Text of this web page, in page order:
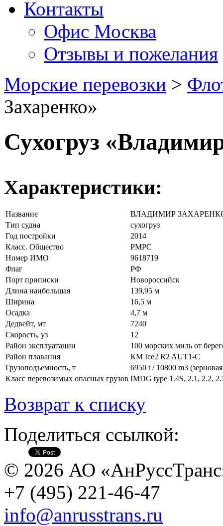
Контакты
Офис Москва
Отзывы и пожелания
Морские перевозки >
Захаренко»
Сухогруз
Характеристики:
Название
ВЛАДИМИР
Тип судна
сухогруз
Год постройки
2014
Класс. Общество
РМРС
Номер ИМО
9618719
Флаг
РФ
Порт приписки
Новороссийск
Длина наибольшая
139,95 м
Ширина
16,5 м
Осадка
4,7 м
Дедвейт, мт
7240
Скорость, уз
12
Район эксплуатации
100 морских миль от
Район плавания
КМ Ice2 R2 AUT1-C
Грузоподъемность, т
6950 t / 10800 m3
Класс перевозимых опасных грузов IMDG type 1.4S, 2.1, 2.2,
Возврат к списку
Поделиться ссылкой:
© 2026 АО
+7 (495) 221-46-47
info@anrusstrans.ru